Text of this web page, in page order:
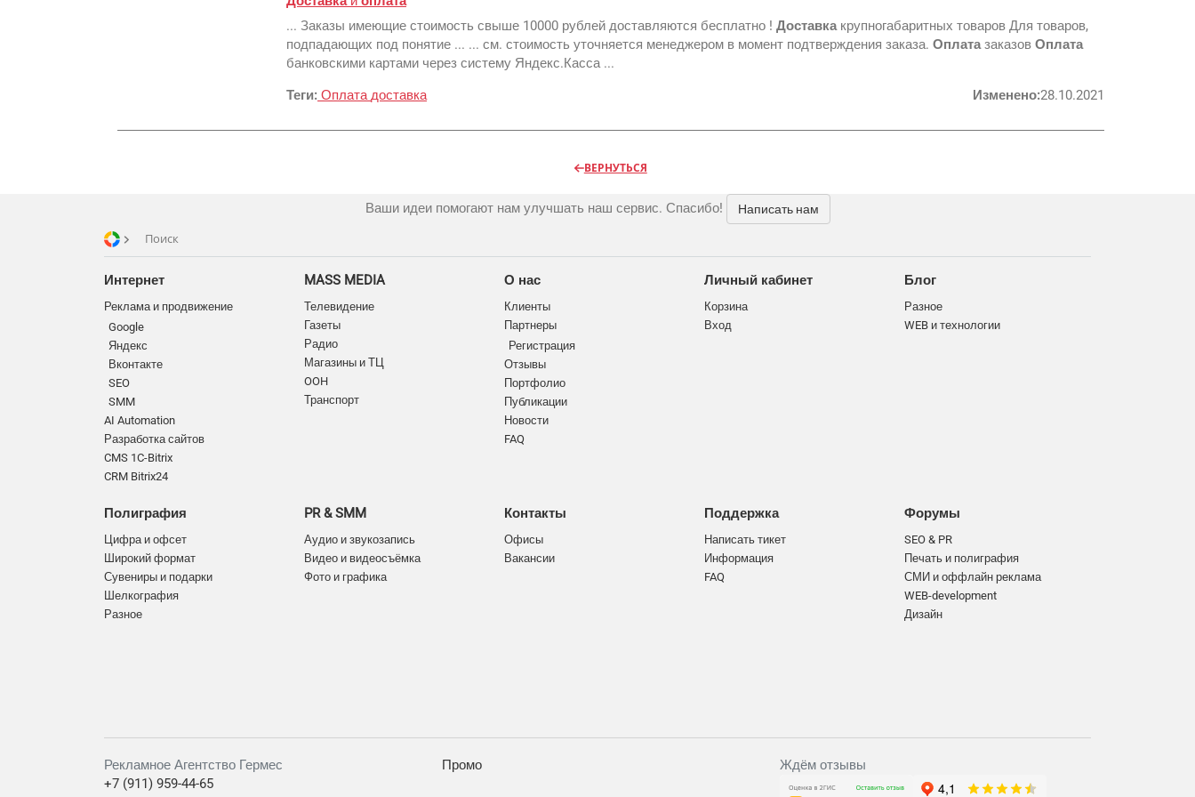
... Заказы имеющие стоимость свыше 10000 рублей доставляются бесплатно ! Доставкакрупногабаритных товаров Для товаров,
подпадающих под понятие ... ... см. стоимость уточняется менеджером в момент подтверждения заказа. Оплатазаказов Оплата
банковскими картами через систему Яндекс.Касса ...
Теги: Оплатадоставка Изменено:28.10.2021
ВЕРНУТЬСЯ
Ваши идеи помогают нам улучшать наш сервис. Спасибо! Написать нам
Поиск
Интернет
Реклама и продвижение
Google
Яндекс
Вконтакте
SEO
SMM
AI Automation
Разработка сайтов
CMS 1C-Bitrix
CRM Bitrix24
Полиграфия
Цифра и офсет
Широкий формат
Сувениры и подарки
Шелкография
Разное
MASS MEDIA
Телевидение
Газеты
Радио
Магазины и ТЦ
OOH
Транспорт
PR & SMM
Аудио и звукозапись
Видео и видеосъёмка
Фото и графика
О нас
Клиенты
Партнеры
Регистрация
Отзывы
Портфолио
Публикации
Новости
FAQ
Контакты
Офисы
Вакансии
Личный кабинет
Корзина
Вход
Поддержка
Написать тикет
Информация
FAQ
Блог
Разное
WEB и технологии
Форумы
SEO & PR
Печать и полиграфия
СМИ и оффлайн реклама
WEB-development
Дизайн
Рекламное Агентство Гермес
+7 (911) 959-44-65
Промо Ждём отзывы